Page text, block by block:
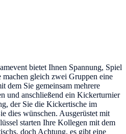
bietet Ihnen Spannung, Spiel
gleich zwei Gruppen eine
dem Sie gemeinsam mehrere
und anschließend ein Kickerturnier
der Sie die Kickertische im
dies wünschen. Ausgerüstet mit
starten Ihre Kollegen mit dem
doch Achtung, es gibt eine